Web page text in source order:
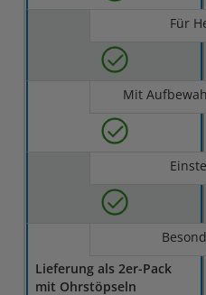
Für
Mit
Lieferung als 2er-Pack
mit Ohrstöpseln